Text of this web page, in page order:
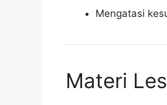
Mengatasi
Materi